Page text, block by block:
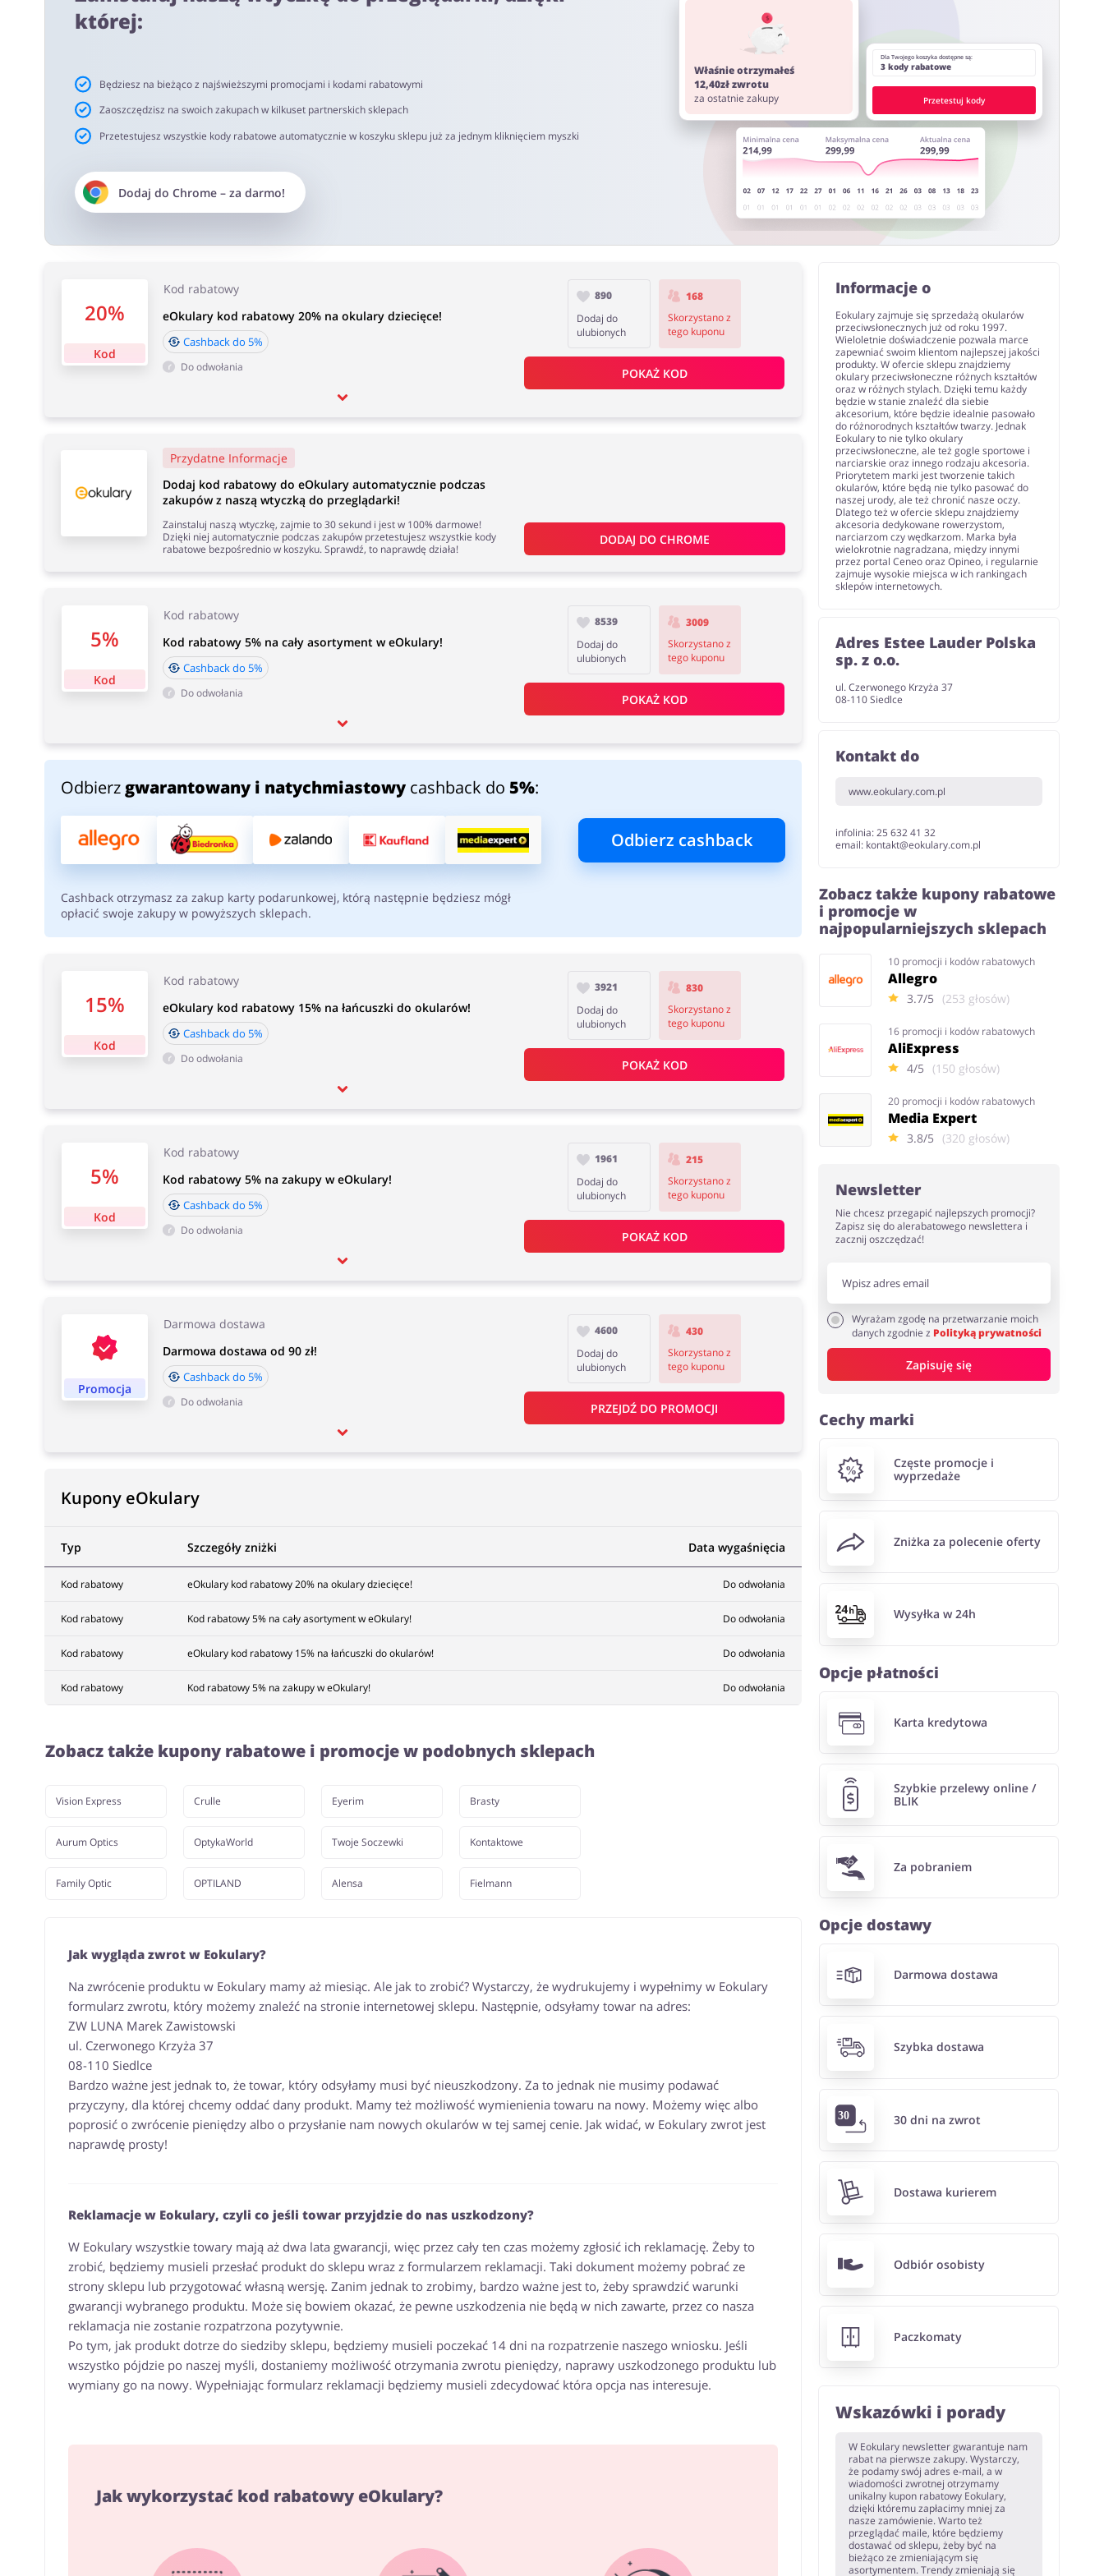
netto. Rekomendujemy korzystanie z wtyczki alerabat.com. Pamiętaj aby przed zakupem wyłączyć AdBlock oraz aby nie korzystać z innych stron lub rozszerzeń do przeglądarki
oferujących kody rabatowe lub cashback.
Czas akceptacji cashback:
Średni czas akceptacji Cashback w eOkulary wynosi od 40 do 90 dni.
której:
Będziesz na bieżąco z najświeższymi promocjami i kodami rabatowymi
Zaoszczędzisz na swoich zakupach w kilkuset partnerskich sklepach
Przetestujesz wszystkie kody rabatowe automatycznie w koszyku sklepu już za jednym kliknięciem myszki
Dodaj do Chrome– za darmo!
Właśnie otrzymałeś
12,40zł zwrotu
za ostatnie zakupy
Dla Twojego koszyka dostępne są:
3 kody rabatowe
Przetestuj kody
20%
Kod
Kod rabatowy
eOkulary kod rabatowy 20% na okulary dziecięce!
Cashback do 5%
Do odwołania
890
Dodaj do
ulubionych
168
Skorzystano z
tego kuponu
POKAŻ KOD
5%
Kod
Kod rabatowy
Kod rabatowy 5% na cały asortyment w eOkulary!
Cashback do 5%
Do odwołania
8539
Dodaj do
ulubionych
3009
Skorzystano z
tego kuponu
POKAŻ KOD
15%
Kod
Kod rabatowy
eOkulary kod rabatowy 15% na łańcuszki do okularów!
Cashback do 5%
Do odwołania
3921
Dodaj do
ulubionych
830
Skorzystano z
tego kuponu
POKAŻ KOD
5%
Kod
Kod rabatowy
Kod rabatowy 5% na zakupy w eOkulary!
Cashback do 5%
Do odwołania
1961
Dodaj do
ulubionych
215
Skorzystano z
tego kuponu
POKAŻ KOD
Promocja
Darmowa dostawa
Darmowa dostawa od 90 zł!
Cashback do 5%
Do odwołania
4600
Dodaj do
ulubionych
430
Skorzystano z
tego kuponu
PRZEJDŹ DO PROMOCJI
Przydatne Informacje
Dodaj kod rabatowy do eOkulary automatycznie podczas
zakupów z naszą wtyczką do przeglądarki!
Zainstaluj naszą wtyczkę, zajmie to 30 sekund i jest w 100% darmowe!
Dzięki niej automatycznie podczas zakupów przetestujesz wszystkie kody
rabatowe bezpośrednio w koszyku. Sprawdź, to naprawdę działa!
DODAJ DO CHROME
Odbierz gwarantowany i natychmiastowycashback do 5%:
Odbierz cashback
Cashback otrzymasz za zakup karty podarunkowej, którą następnie będziesz mógł
opłacić swoje zakupy w powyższych sklepach.
Kupony eOkulary
Typ Szczegóły zniżki Data wygaśnięcia
Kod rabatowy eOkulary kod rabatowy 20% na okulary dziecięce! Do odwołania
Kod rabatowy Kod rabatowy 5% na cały asortyment w eOkulary! Do odwołania
Kod rabatowy eOkulary kod rabatowy 15% na łańcuszki do okularów! Do odwołania
Kod rabatowy Kod rabatowy 5% na zakupy w eOkulary! Do odwołania
Zobacz także kupony rabatowe i promocje w podobnych sklepach
Vision Express
Aurum Optics
Family Optic
Crulle
OptykaWorld
OPTILAND
Eyerim
Twoje Soczewki
Alensa
Brasty
Kontaktowe
Fielmann
Jak wygląda zwrot w Eokulary?
Na zwrócenie produktu w Eokulary mamy aż miesiąc. Ale jak to zrobić? Wystarczy, że wydrukujemy i wypełnimy w Eokulary
formularz zwrotu, który możemy znaleźć na stronie internetowej sklepu. Następnie, odsyłamy towar na adres:
ZW LUNA Marek Zawistowski
ul. Czerwonego Krzyża 37
08-110 Siedlce
Bardzo ważne jest jednak to, że towar, który odsyłamy musi być nieuszkodzony. Za to jednak nie musimy podawać
przyczyny, dla której chcemy oddać dany produkt. Mamy też możliwość wymienienia towaru na nowy. Możemy więc albo
poprosić o zwrócenie pieniędzy albo o przysłanie nam nowych okularów w tej samej cenie. Jak widać, w Eokulary zwrot jest
naprawdę prosty!
Reklamacje w Eokulary, czyli co jeśli towar przyjdzie do nas uszkodzony?
W Eokulary wszystkie towary mają aż dwa lata gwarancji, więc przez cały ten czas możemy zgłosić ich reklamację. Żeby to
zrobić, będziemy musieli przesłać produkt do sklepu wraz z formularzem reklamacji. Taki dokument możemy pobrać ze
strony sklepu lub przygotować własną wersję. Zanim jednak to zrobimy, bardzo ważne jest to, żeby sprawdzić warunki
gwarancji wybranego produktu. Może się bowiem okazać, że pewne uszkodzenia nie będą w nich zawarte, przez co nasza
reklamacja nie zostanie rozpatrzona pozytywnie.
Po tym, jak produkt dotrze do siedziby sklepu, będziemy musieli poczekać 14 dni na rozpatrzenie naszego wniosku. Jeśli
wszystko pójdzie po naszej myśli, dostaniemy możliwość otrzymania zwrotu pieniędzy, naprawy uszkodzonego produktu lub
wymiany go na nowy. Wypełniając formularz reklamacji będziemy musieli zdecydować która opcja nas interesuje.
Jak wykorzystać kod rabatowy eOkulary?
Informacje o
Eokulary zajmuje się sprzedażą okularów
przeciwsłonecznych już od roku 1997.
Wieloletnie doświadczenie pozwala marce
zapewniać swoim klientom najlepszej jakości
produkty. W ofercie sklepu znajdziemy
okulary przeciwsłoneczne różnych kształtów
oraz w różnych stylach. Dzięki temu każdy
będzie w stanie znaleźć dla siebie
akcesorium, które będzie idealnie pasowało
do różnorodnych kształtów twarzy. Jednak
Eokulary to nie tylko okulary
przeciwsłoneczne, ale też gogle sportowe i
narciarskie oraz innego rodzaju akcesoria.
Priorytetem marki jest tworzenie takich
okularów, które będą nie tylko pasować do
naszej urody, ale też chronić nasze oczy.
Dlatego też w ofercie sklepu znajdziemy
akcesoria dedykowane rowerzystom,
narciarzom czy wędkarzom. Marka była
wielokrotnie nagradzana, między innymi
przez portal Ceneo oraz Opineo, i regularnie
zajmuje wysokie miejsca w ich rankingach
sklepów internetowych.
Adres Estee Lauder Polska
sp. z o.o.
ul. Czerwonego Krzyża 37
08-110 Siedlce
Kontakt do
www.eokulary.com.pl
infolinia: 25 632 41 32
email: kontakt@eokulary.com.pl
Zobacz także kupony rabatowe
i promocje w
najpopularniejszych sklepach
10 promocji i kodów rabatowych
Allegro
3.7/5 (253 głosów)
16 promocji i kodów rabatowych
AliExpress
4/5 (150 głosów)
20 promocji i kodów rabatowych
Media Expert
3.8/5 (320 głosów)
Newsletter
Nie chcesz przegapić najlepszych promocji?
Zapisz się do alerabatowego newslettera i
zacznij oszczędzać!
Wyrażam zgodę na przetwarzanie moich
danych zgodnie z Polityką prywatności
Zapisuję się
Cechy marki
Częste promocje i
wyprzedaże
Zniżka za polecenie oferty
Wysyłka w 24h
Opcje płatności
Karta kredytowa
Szybkie przelewy online /
BLIK
Za pobraniem
Opcje dostawy
Darmowa dostawa
Szybka dostawa
30 dni na zwrot
Dostawa kurierem
Odbiór osobisty
Paczkomaty
Wskazówki i porady
W Eokulary newsletter gwarantuje nam
rabat na pierwsze zakupy. Wystarczy,
że podamy swój adres e-mail, a w
wiadomości zwrotnej otrzymamy
unikalny kupon rabatowy Eokulary,
dzięki któremu zapłacimy mniej za
nasze zamówienie. Warto też
przeglądać maile, które będziemy
dostawać od sklepu, żeby być na
bieżąco ze zmieniającym się
asortymentem. Trendy zmieniają się